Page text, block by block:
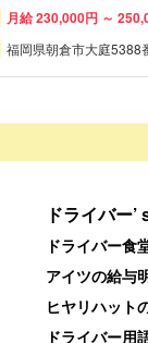
月給 230,000円 ～
福岡県朝倉市大庭5388
ドライバー
ドライバー食
アイツの給与
ヒヤリハット
ドライバー用